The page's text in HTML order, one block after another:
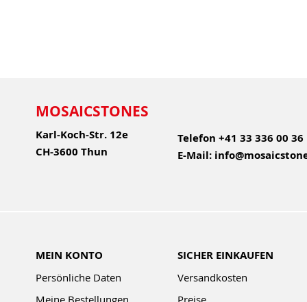
MOSAICSTONES
Karl-Koch-Str. 12e
CH-3600 Thun
Telefon +41 33 336 00 36
E-Mail:
MEIN KONTO
Persönliche Daten
Meine Bestellungen
SICHER EINKAUFEN
Versandkosten
Preise